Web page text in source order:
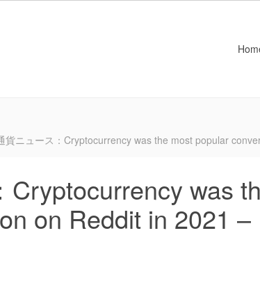
貨ニュース：Cryptocurrency was the most popular
was
on Reddit in 2021 –